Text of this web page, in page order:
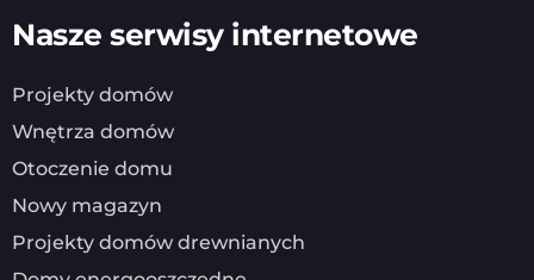
Nasze serwisy internetowe
Projekty domów
Wnętrza domów
Otoczenie domu
Nowy magazyn
Projekty domów drewnianych